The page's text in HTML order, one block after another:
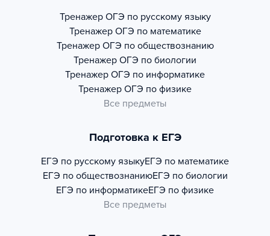
Тренажер ОГЭ по русскому языку
Тренажер ОГЭ по математике
Тренажер ОГЭ по обществознанию
Тренажер ОГЭ по биологии
Тренажер ОГЭ по информатике
Тренажер ОГЭ по физике
Все предметы
Подготовка к ЕГЭ
ЕГЭ по русскому языкуЕГЭ по математике
ЕГЭ по обществознаниюЕГЭ по биологии
ЕГЭ по информатикеЕГЭ по физике
Все предметы